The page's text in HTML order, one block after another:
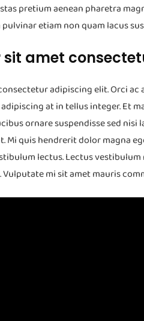
pretium aenean pharetra
etiam non quam lacus
sit amet
adipiscing elit. Orci ac
at in tellus integer. Et
ornare suspendisse sed
Mi quis hendrerit dolor magna
lectus. Lectus
mi sit amet mauris